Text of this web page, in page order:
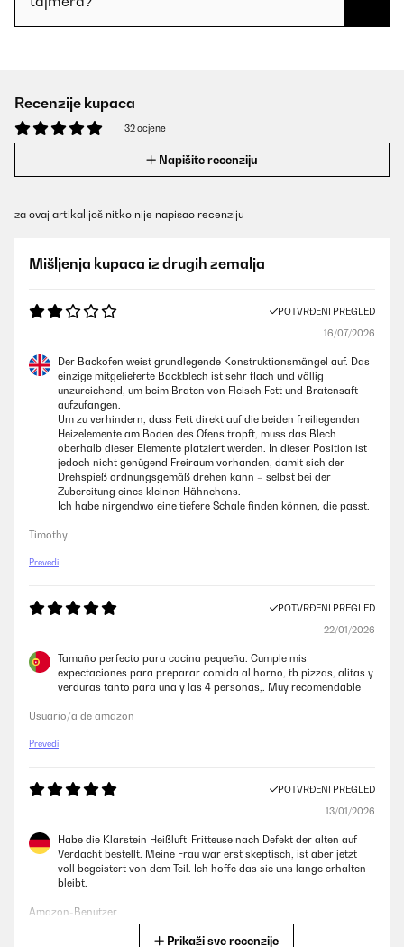
Recenzije kupaca
32 ocjene
Napišite recenziju
za ovaj artikal još nitko nije napisao recenziju
Mišljenja kupaca iz drugih zemalja
POTVRĐENI PREGLED
16/07/2026
Der Backofen weist grundlegende Konstruktionsmängel auf. Das
einzige mitgelieferte Backblech ist sehr flach und völlig
unzureichend, um beim Braten von Fleisch Fett und Bratensaft
aufzufangen.
Um zu verhindern, dass Fett direkt auf die beiden freiliegenden
Heizelemente am Boden des Ofens tropft, muss das Blech
oberhalb dieser Elemente platziert werden. In dieser Position ist
jedoch nicht genügend Freiraum vorhanden, damit sich der
Drehspieß ordnungsgemäß drehen kann – selbst bei der
Zubereitung eines kleinen Hähnchens.
Ich habe nirgendwo eine tiefere Schale finden können, die passt.
Timothy
Prevedi
POTVRĐENI PREGLED
22/01/2026
Tamaño perfecto para cocina pequeña. Cumple mis
expectaciones para preparar comida al horno, tb pizzas, alitas y
verduras tanto para una y las 4 personas,. Muy recomendable
Usuario/a de amazon
Prevedi
POTVRĐENI PREGLED
13/01/2026
Habe die Klarstein Heißluft-Fritteuse nach Defekt der alten auf
Verdacht bestellt. Meine Frau war erst skeptisch, ist aber jetzt
voll begeistert von dem Teil. Ich hoffe das sie uns lange erhalten
bleibt.
Amazon-Benutzer
Prikaži sve recenzije